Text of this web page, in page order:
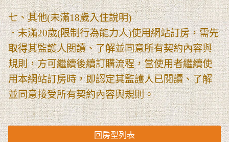
七、其他(未滿18歲入住說明)
．未滿20歲(限制行為能力人)使用網站訂房，需先
取得其監護人閱讀、了解並同意所有契約內容與
規則，方可繼續後續訂購流程，當使用者繼續使
用本網站訂房時，即認定其監護人已閱讀、了解
並同意接受所有契約內容與規則。
回房型列表